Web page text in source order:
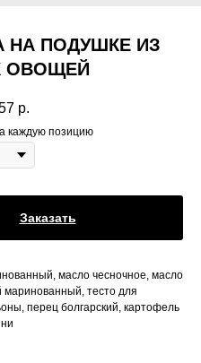
НА ПОДУШКЕ ИЗ
ОВОЩЕЙ
р.
каждую позицию
Заказать
масло чесночное, масло
маринованный, тесто для
перец болгарский, картофель